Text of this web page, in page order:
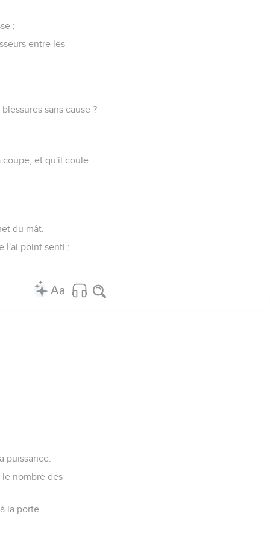
;
entre les
sans cause ?
coupe, et qu'il coule
du mât.
l'ai point senti ;
puissance.
le nombre des
la porte.